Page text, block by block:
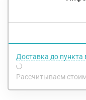
Доставка до
Рассчитываем